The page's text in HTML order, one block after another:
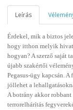
Leírás
Érdekel, mik a biztos
hogy itthon melyik
hogyan? A szerző saját
újabb szakértői
Pegasus-ügy kapcsán.
jóllehet a
A botrány akkor
terrorelhárítás